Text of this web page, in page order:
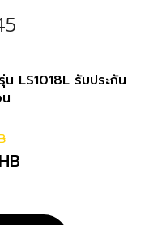
LS1018L รับประกัน